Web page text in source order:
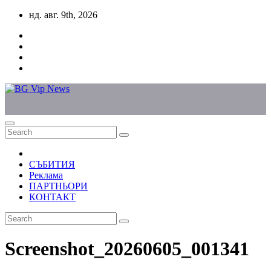
Skip
content
нд. авг. 9th, 2026
СЪБИТИЯ
Реклама
ПАРТНЬОРИ
КОНТАКТ
Screenshot_20260605_001341